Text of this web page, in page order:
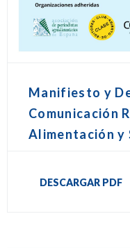
Manifiesto y
Comunicación
Alimentación y
DESCARGAR PDF